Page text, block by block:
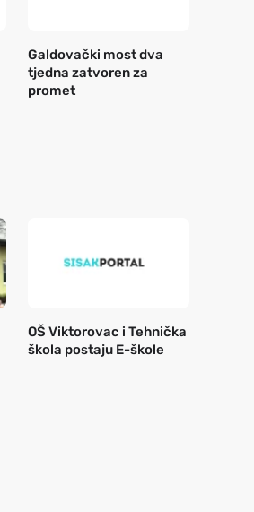
Galdovački most dva
tjedna zatvoren za
promet
OŠ Viktorovac i Tehnička
škola postaju E-škole